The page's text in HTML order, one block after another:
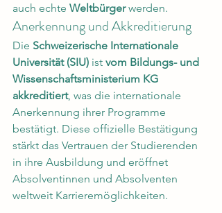
auch echte Weltbürger werden.
Anerkennung und Akkreditierung
Die Schweizerische Internationale
Universität (SIU) ist vom Bildungs- und
Wissenschaftsministerium KG
akkreditiert, was die internationale
Anerkennung ihrer Programme
bestätigt. Diese offizielle Bestätigung
stärkt das Vertrauen der Studierenden
in ihre Ausbildung und eröffnet
Absolventinnen und Absolventen
weltweit Karrieremöglichkeiten.